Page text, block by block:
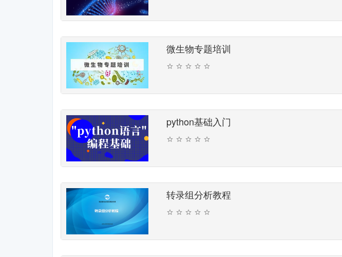
微生物专题培训
python基础入门
转录组分析教程